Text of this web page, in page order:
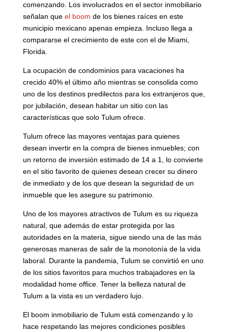
comenzando. Los involucrados en el sector inmobiliario
señalan que el boom de los bienes raíces en este
municipio mexicano apenas empieza. Incluso llega a
compararse el crecimiento de este con el de Miami,
Florida.
La ocupación de condominios para vacaciones ha
crecido 40% el último año mientras se consolida como
uno de los destinos predilectos para los extranjeros que,
por jubilación, desean habitar un sitio con las
características que solo Tulum ofrece.
Tulum ofrece las mayores ventajas para quienes
desean invertir en la compra de bienes inmuebles; con
un retorno de inversión estimado de 14 a 1, lo convierte
en el sitio favorito de quienes desean crecer su dinero
de inmediato y de los que desean la seguridad de un
inmueble que les asegure su patrimonio.
Uno de los mayores atractivos de Tulum es su riqueza
natural, que además de estar protegida por las
autoridades en la materia, sigue siendo una de las más
generosas maneras de salir de la monotonía de la vida
laboral. Durante la pandemia, Tulum se convirtió en uno
de los sitios favoritos para muchos trabajadores en la
modalidad home office. Tener la belleza natural de
Tulum a la vista es un verdadero lujo.
El boom inmobiliario de Tulum está comenzando y lo
hace respetando las mejores condiciones posibles